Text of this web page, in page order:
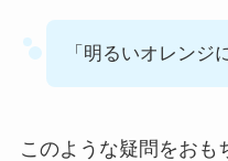
「明るいオレンジ
このような疑問をおも